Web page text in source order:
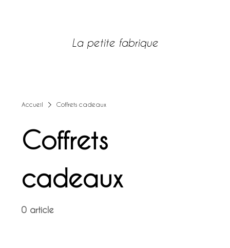
La petite fabrique
Accueil Coffrets cadeaux
Coffrets
cadeaux
0 article